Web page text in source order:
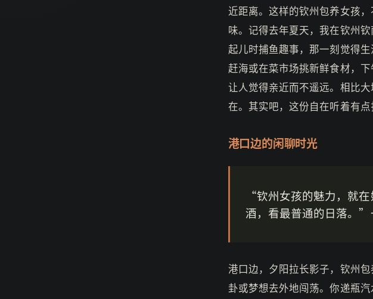
近距离。这样的钦州包养女孩
味。记得去年夏天，我在钦州
起儿时捕鱼趣事，那一刻觉得
赶海或在菜市场挑新鲜食材，
让人觉得亲近而不遥远。相比
在。其实吧，这份自在听着有点
港口边的闲聊时光
“钦州女孩的魅力，就
酒，看最普通的日落。”
港口边，夕阳拉长影子，钦州
卦或梦想去外地闯荡。你递瓶